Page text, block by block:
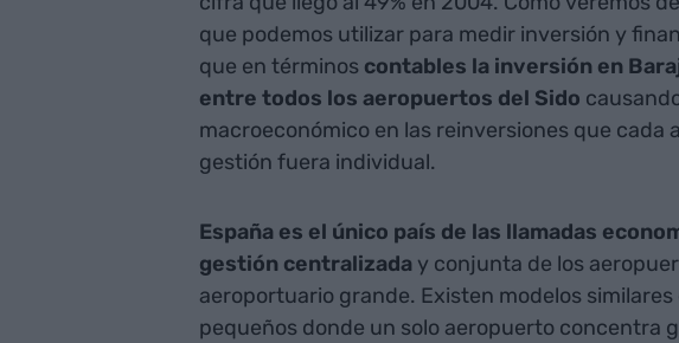
que podemos utilizar para medir inversión y
que en términos contables la inversión en
entre todos los aeropuertos del Sido
macroeconómico en las reinversiones que cada
gestión fuera individual.
España es el único país de las llamadas
gestión centralizaday conjunta de los
aeroportuario grande. Existen modelos
pequeños donde un solo aeropuerto concentra